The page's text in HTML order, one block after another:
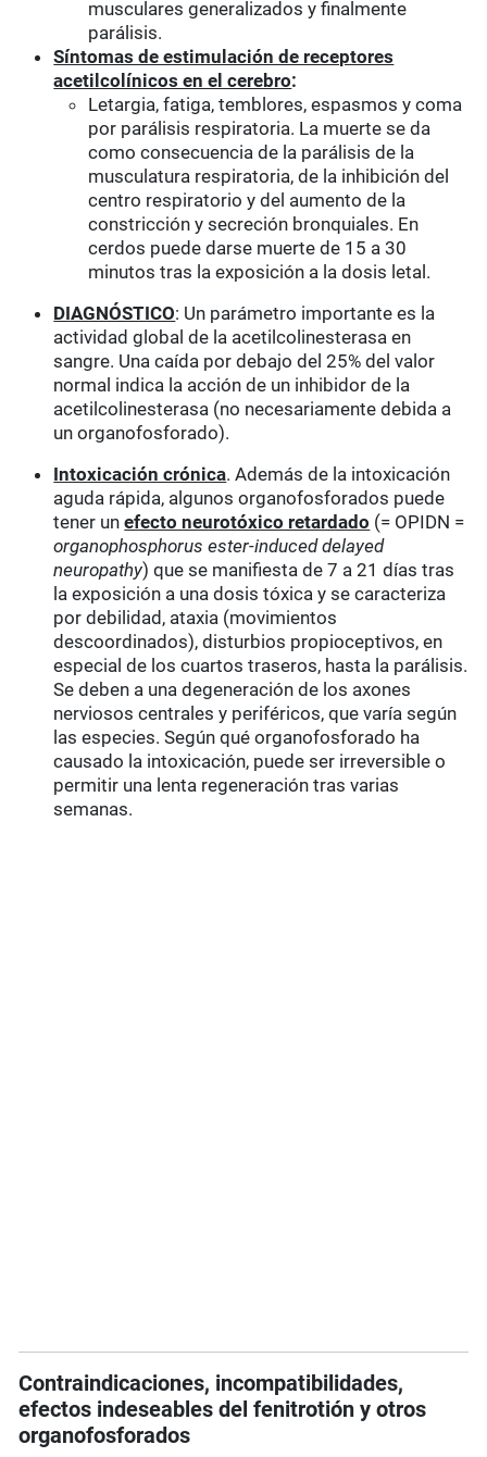
musculares generalizados y finalmente
parálisis.
Síntomas de estimulación de receptores
acetilcolínicos en el cerebro:
Letargia, fatiga, temblores, espasmos y coma
por parálisis respiratoria. La muerte se da
como consecuencia de la parálisis de la
musculatura respiratoria, de la inhibición del
centro respiratorio y del aumento de la
constricción y secreción bronquiales. En
cerdos puede darse muerte de 15 a 30
minutos tras la exposición a la dosis letal.
DIAGNÓSTICO: Un parámetro importante es la
actividad global de la acetilcolinesterasa en
sangre. Una caída por debajo del 25% del valor
normal indica la acción de un inhibidor de la
acetilcolinesterasa (no necesariamente debida a
un organofosforado).
Intoxicación crónica. Además de la intoxicación
aguda rápida, algunos organofosforados puede
tener unefecto neurotóxico retardado (= OPIDN =
organophosphorus ester-induced delayed
neuropathy) que se manifiesta de 7 a 21 días tras
la exposición a una dosis tóxica y se caracteriza
por debilidad, ataxia (movimientos
descoordinados), disturbios propioceptivos, en
especial de los cuartos traseros, hasta la parálisis.
Se deben a una degeneración de los axones
nerviosos centrales y periféricos, que varía según
las especies. Según qué organofosforado ha
causado la intoxicación, puede ser irreversible o
permitir una lenta regeneración tras varias
semanas.
Contraindicaciones, incompatibilidades,
efectos indeseables del fenitrotión y otros
organofosforados